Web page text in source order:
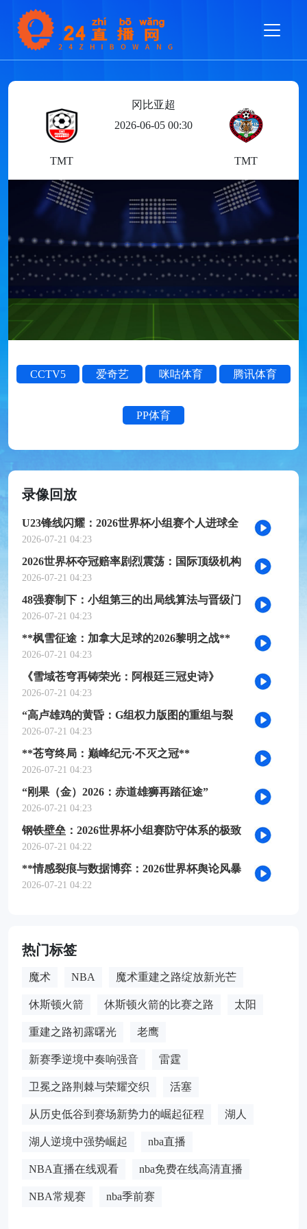
TMT
冈比亚超
2026-06-05 00:30
TMT
CCTV5 爱奇艺 咪咕体育 腾讯体育
PP体育
录像回放
U23锋线闪耀：2026世界杯小组赛个人进球全
记录
2026-07-21 04:23
2026世界杯夺冠赔率剧烈震荡：国际顶级机构
最新榜单出炉
2026-07-21 04:23
48强赛制下：小组第三的出局线算法与晋级门
槛推演
2026-07-21 04:23
**枫雪征途：加拿大足球的2026黎明之战**
2026-07-21 04:23
《雪域苍穹再铸荣光：阿根廷三冠史诗》
2026-07-21 04:23
“高卢雄鸡的黄昏：G组权力版图的重组与裂
变”
2026-07-21 04:23
**苍穹终局：巅峰纪元·不灭之冠**
2026-07-21 04:23
“刚果（金）2026：赤道雄狮再踏征途”
2026-07-21 04:23
钢铁壁垒：2026世界杯小组赛防守体系的极致
博弈
2026-07-21 04:22
**情感裂痕与数据博弈：2026世界杯舆论风暴
的多维解构**
2026-07-21 04:22
热门标签
魔术 NBA 魔术重建之路绽放新光芒
休斯顿火箭 休斯顿火箭的比赛之路 太阳
重建之路初露曙光 老鹰
新赛季逆境中奏响强音 雷霆
卫冕之路荆棘与荣耀交织 活塞
从历史低谷到赛场新势力的崛起征程 湖人
湖人逆境中强势崛起 nba直播
NBA直播在线观看 nba免费在线高清直播
NBA常规赛 nba季前赛